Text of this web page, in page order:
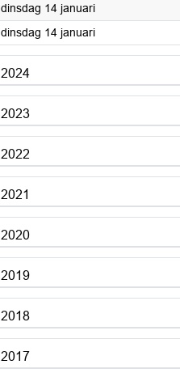
dinsdag 14 januari2025
dinsdag 14 januari2025
2024
2023
2022
2021
2020
2019
2018
2017